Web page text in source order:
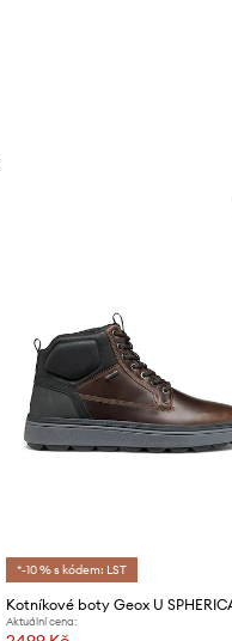
*-10 % s kódem: LST
Aktuální cena: